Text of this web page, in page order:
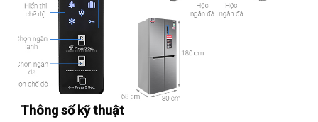
Thông số kỹ thuật